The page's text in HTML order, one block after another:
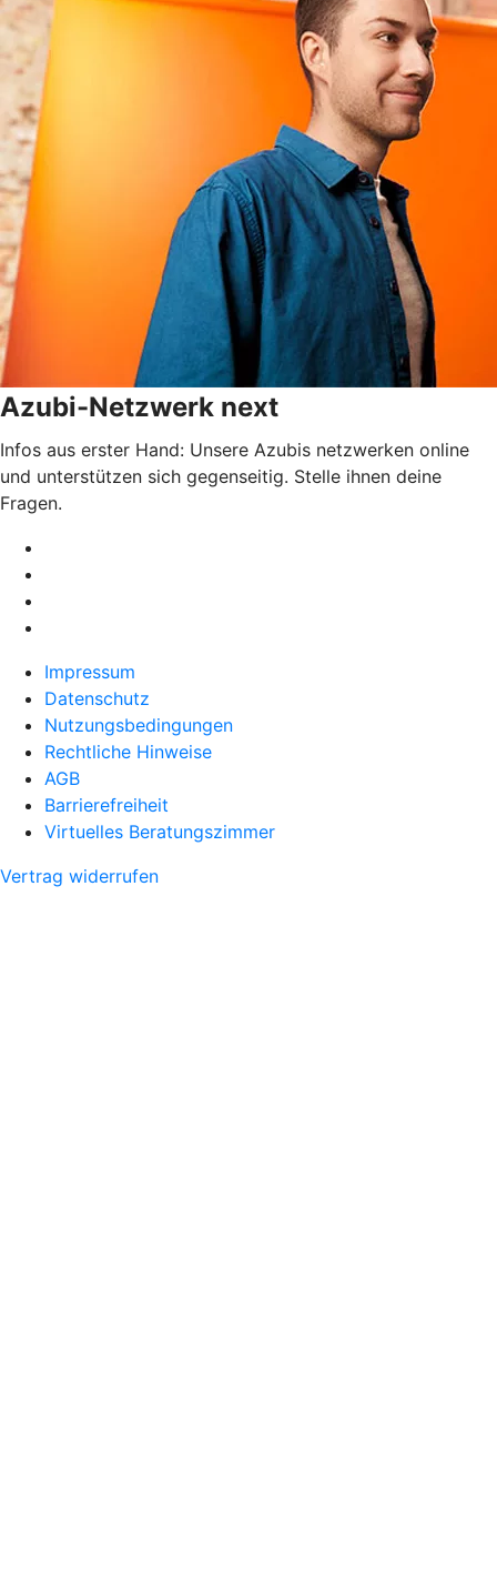
Azubi-Netzwerk next
Infos aus erster Hand: Unsere Azubis netzwerken online
und unterstützen sich gegenseitig. Stelle ihnen deine
Fragen.
Impressum
Datenschutz
Nutzungsbedingungen
Rechtliche Hinweise
AGB
Barrierefreiheit
Virtuelles Beratungszimmer
Vertrag widerrufen